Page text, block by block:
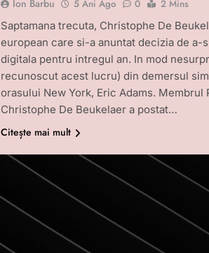
Ion Barbu 5 Ani Ago 0
2 Mins
Saptamana trecuta, Christophe De
european care si-a anuntat decizia de a-
digitala pentru intregul an. In mod
recunoscut acest lucru) din demersul
orasului New York, Eric Adams.
Christophe De Beukelaer a postat…
Citește mai mult